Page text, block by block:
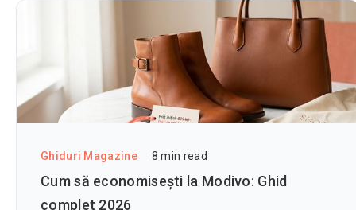
Ghiduri Magazine 8 min read
Cum să economisești la Modivo: Ghid
complet 2026